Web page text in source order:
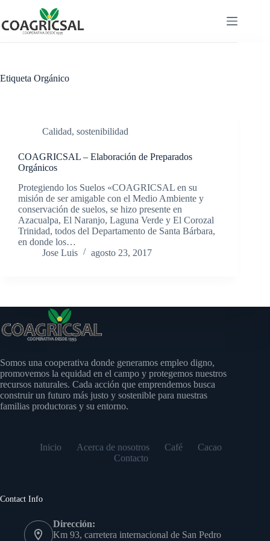
contenido
Etiqueta Orgánico
Calidad, sostenibilidad
COAGRICSAL – Elaboración de Preparados
Orgánicos
Protegiendo los Suelos «COAGRICSAL en su
misión de ser amigable con el Medio Ambiente y
conservación de suelos, se hizo presente en
Azacualpa, El Naranjo, Laguna Verde y El Corozal
Trinidad, todos del Departamento de Santa Bárbara,
en donde los…
Jose Luis
agosto 23, 2017
Somos una cooperativa donde generamos empleo digno,
promovemos la equidad en el campo y protegemos nuestros
recursos naturales. Cada acción que emprendemos busca
construir un futuro más justo y sostenible para nuestras
familias productoras y su entorno.
Inicio Acerca de nosotros Café
Cacao
Contacto
Contact Info
Dirección:
Km 93, carretera internacional de San Pedro